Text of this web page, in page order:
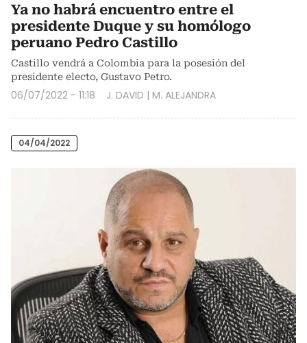
Ya no habrá encuentro entre el
presidente Duque y su homólogo
peruano Pedro Castillo
Castillo vendrá a Colombia para la posesión del
presidente electo, Gustavo Petro.
06/07/2022 - 11:18 J. DAVID | M. ALEJANDRA
04/04/2022